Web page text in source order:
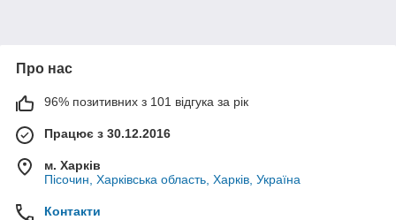
Про нас
96% позитивних з 101 відгука за рік
Працює з 30.12.2016
м. Харків
Пісочин, Харківська область, Харків, Україна
Контакти